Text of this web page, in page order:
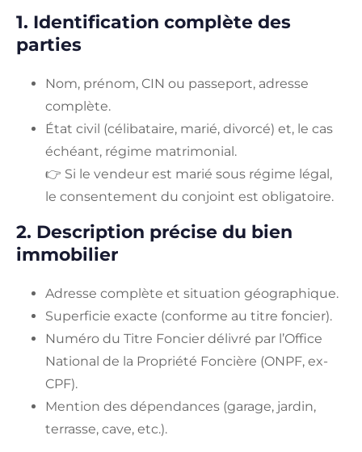
1. Identification complète des
parties
Nom, prénom, CIN ou passeport, adresse
complète.
État civil (célibataire, marié, divorcé) et, le cas
échéant, régime matrimonial.
👉 Si le vendeur est marié sous régime légal,
le consentement du conjoint est obligatoire.
2. Description précise du bien
immobilier
Adresse complète et situation géographique.
Superficie exacte (conforme au titre foncier).
Numéro du Titre Foncier délivré par l’Office
National de la Propriété Foncière (ONPF, ex-
CPF).
Mention des dépendances (garage, jardin,
terrasse, cave, etc.).